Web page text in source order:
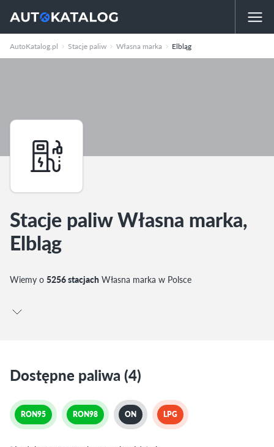
AutoKatalog.pl Stacje paliw Własna marka Elbląg
Stacje paliw Własna marka,
Elbląg
Wiemy o 5256 stacjach Własna marka w Polsce
Dostępne paliwa (4)
RON95 RON98 ON LPG